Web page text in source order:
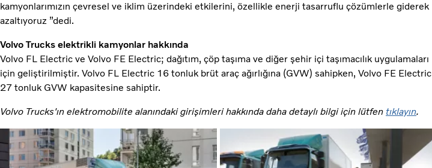
kamyonlarımızın çevresel ve iklim üzerindeki etkilerini, özellikle enerji tasarruflu çözümlerle giderek
azaltıyoruz ”dedi.
Volvo Trucks elektrikli kamyonlar hakkında
Volvo FL Electric ve Volvo FE Electric; dağıtım, çöp taşıma ve diğer şehir içi taşımacılık uygulamaları
için geliştirilmiştir. Volvo FL Electric 16 tonluk brüt araç ağırlığına (GVW) sahipken, Volvo FE Electric
27 tonluk GVW kapasitesine sahiptir.
Volvo Trucks'ın elektromobilite alanındaki girişimleri hakkında daha detaylı bilgi için lütfen tıklayın.